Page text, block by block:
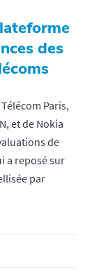
des
Paris,
et de Nokia
de
a reposé sur
par